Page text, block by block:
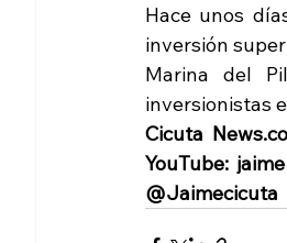
Hace unos
inversión
Marina del
inversionistas
Cicuta
YouTube:
@Jaimecicuta